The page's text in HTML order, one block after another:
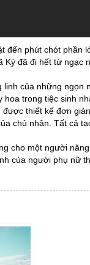
đến phút chót phần
đã đi hết từ ngạc
của những ngọn
trong tiệc sinh
thiết kế đơn
chủ nhân. Tất cả
cho một người
của người phụ nữ